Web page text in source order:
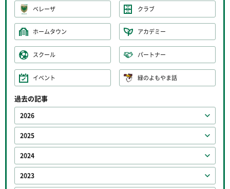
ベレーザ クラブ
ホームタウン アカデミー
スクール パートナー
イベント 緑のよもやま話
過去の記事
2026
2025
2024
2023